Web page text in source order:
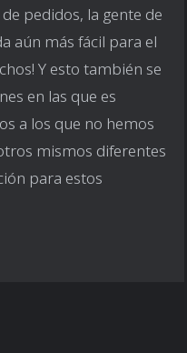
pedidos, la gente de
aún más fácil para el
Y esto también se
en las que es
a los que no hemos
mismos diferentes
para estos